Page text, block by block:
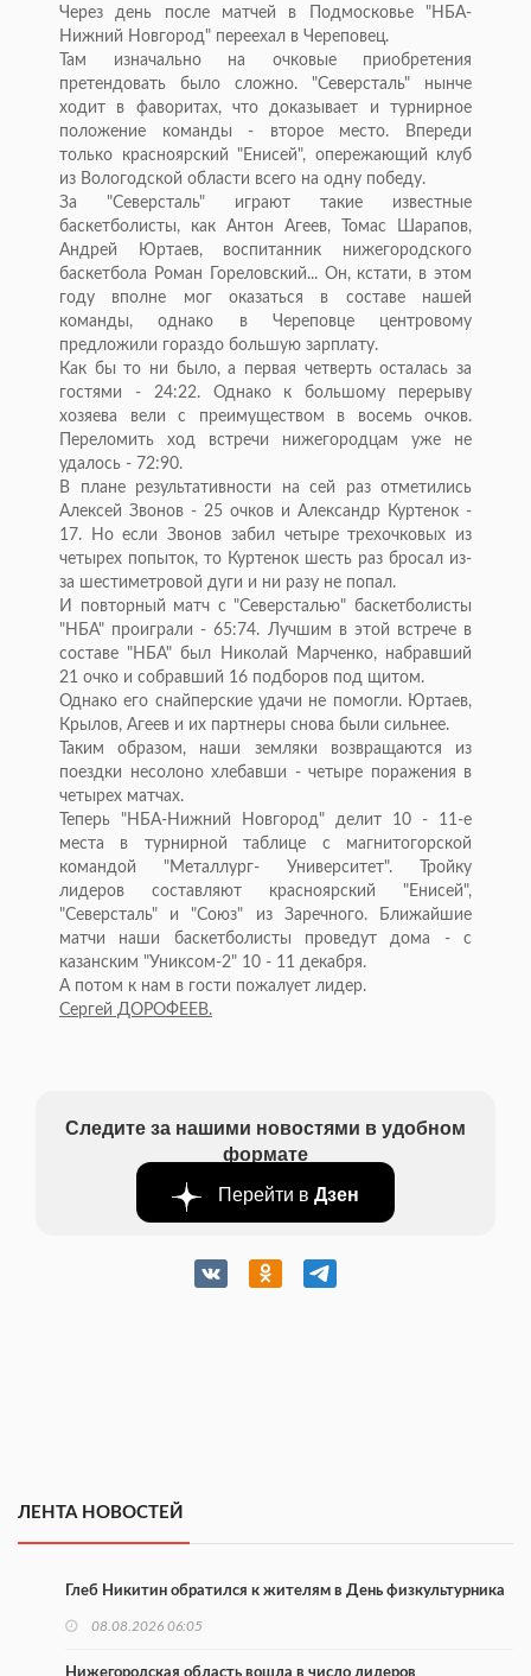
Через день после матчей в Подмосковье "НБА-
Нижний Новгород" переехал в Череповец.
Там изначально на очковые приобретения
претендовать было сложно. "Северсталь" нынче
ходит в фаворитах, что доказывает и турнирное
положение команды - второе место. Впереди
только красноярский "Енисей", опережающий клуб
из Вологодской области всего на одну победу.
За "Северсталь" играют такие известные
баскетболисты, как Антон Агеев, Томас Шарапов,
Андрей Юртаев, воспитанник нижегородского
баскетбола Роман Гореловский... Он, кстати, в этом
году вполне мог оказаться в составе нашей
команды, однако в Череповце центровому
предложили гораздо большую зарплату.
Как бы то ни было, а первая четверть осталась за
гостями - 24:22. Однако к большому перерыву
хозяева вели с преимуществом в восемь очков.
Переломить ход встречи нижегородцам уже не
удалось - 72:90.
В плане результативности на сей раз отметились
Алексей Звонов - 25 очков и Александр Куртенок -
17. Но если Звонов забил четыре трехочковых из
четырех попыток, то Куртенок шесть раз бросал из-
за шестиметровой дуги и ни разу не попал.
И повторный матч с "Северсталью" баскетболисты
"НБА" проиграли - 65:74. Лучшим в этой встрече в
составе "НБА" был Николай Марченко, набравший
21 очко и собравший 16 подборов под щитом.
Однако его снайперские удачи не помогли. Юртаев,
Крылов, Агеев и их партнеры снова были сильнее.
Таким образом, наши земляки возвращаются из
поездки несолоно хлебавши - четыре поражения в
четырех матчах.
Теперь "НБА-Нижний Новгород" делит 10 - 11-е
места в турнирной таблице с магнитогорской
командой "Металлург- Университет". Тройку
лидеров составляют красноярский "Енисей",
"Северсталь" и "Союз" из Заречного. Ближайшие
матчи наши баскетболисты проведут дома - с
казанским "Униксом-2" 10 - 11 декабря.
А потом к нам в гости пожалует лидер.
Сергей ДОРОФЕЕВ.
Следите за нашими новостями в удобном
формате
Перейти в Дзен
ЛЕНТА НОВОСТЕЙ
Глеб Никитин обратился к жителям в День физкультурника
08.08.2026 06:05